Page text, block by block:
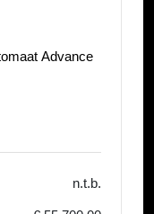
Advance
n.t.b.